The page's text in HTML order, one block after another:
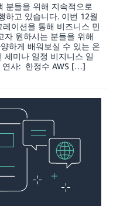
분들을 위해 지속적으로
하고 있습니다. 이번 12월
이션을 통해 비즈니스 민
자 원하시는 분들을 위해
하게 배워보실 수 있는 온
세미나 일정 비지니스 일
연사: 한정수 AWS […]